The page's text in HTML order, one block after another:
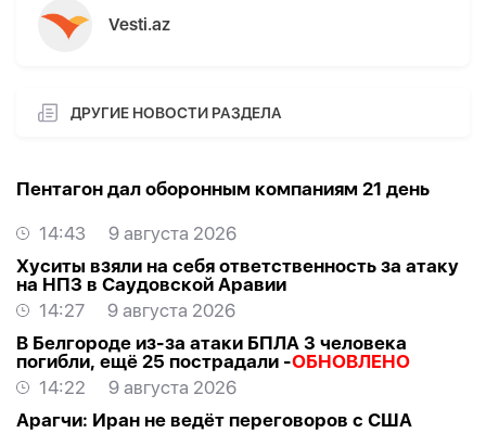
Vesti.az
ДРУГИЕ НОВОСТИ РАЗДЕЛА
Пентагон дал оборонным компаниям 21 день
14:43
9 августа 2026
Хуситы взяли на себя ответственность за атаку
на НПЗ в Саудовской Аравии
14:27
9 августа 2026
В Белгороде из-за атаки БПЛА 3 человека
погибли, ещё 25 пострадали -ОБНОВЛЕНО
14:22
9 августа 2026
Арагчи: Иран не ведёт переговоров с США